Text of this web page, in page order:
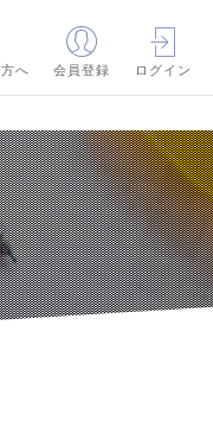
へ
会員登録 ログイン